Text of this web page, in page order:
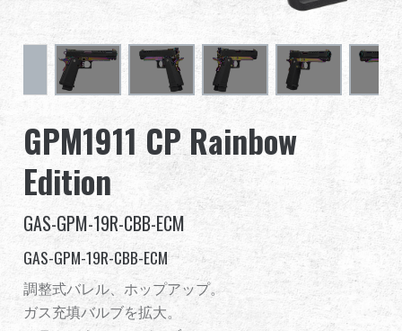
私たちについて
競技会とイベント
サポート
サインイン
繁體中文 English (US)
Français 日本語
GPM1911 CP Rainbow
Edition
GAS-GPM-19R-CBB-ECM
GAS-GPM-19R-CBB-ECM
調整式バレル、ホップアップ。
ガス充填バルブを拡大。